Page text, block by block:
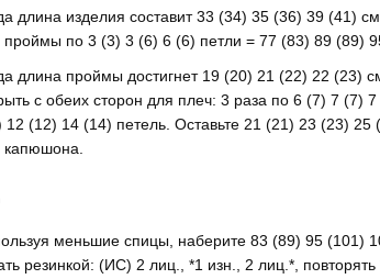
длина изделия составит 33 (34) 35 (36) 39 (41)
проймы по 3 (3) 3 (6) 6 (6) петли = 77 (83) 89 (89)
длина проймы достигнет 19 (20) 21 (22) 22 (23)
с обеих сторон для плеч: 3 раза по 6 (7) 7 (7)
12 (12) 14 (14) петель. Оставьте 21 (21) 23 (23)
капюшона.
меньшие спицы, наберите 83 (89) 95 (101)
резинкой: (ИС) 2 лиц., *1 изн., 2 лиц.*,